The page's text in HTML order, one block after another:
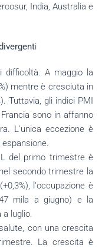
India, Australia e
i
difficoltà. A maggio la
mentre è cresciuta in
Tuttavia, gli indici PMI
sono in affanno
L'unica eccezione è
del primo trimestre è
secondo trimestre la
l'occupazione è
mila a giugno) e la
luglio.
con una crescita
La crescita è